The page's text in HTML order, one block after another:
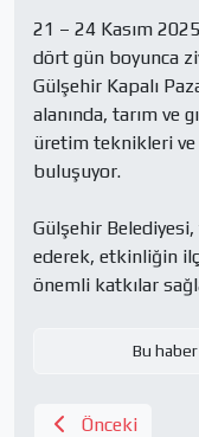
21 – 24 Kasım
dört gün boyunca
Gülşehir Kapalı
alanında, tarım ve
üretim teknikleri
buluşuyor.
Gülşehir
ederek, etkinliğin
önemli katkılar
Bu
Önceki